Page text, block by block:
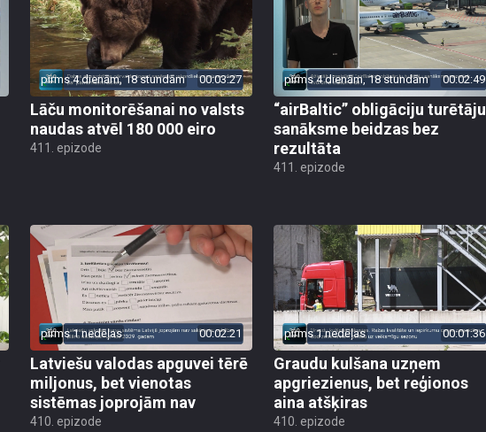
pirms 4 dienām, 18 stundām 00:03:27
Lāču monitorēšanai no valsts
naudas atvēl 180 000 eiro
411. epizode
pirms 4 dienām, 18 stundām 00:02:49
“airBaltic” obligāciju turētāju
sanāksme beidzas bez
rezultāta
411. epizode
pirms 1 nedēļas 00:02:21
Latviešu valodas apguvei tērē
miljonus, bet vienotas
sistēmas joprojām nav
410. epizode
pirms 1 nedēļas 00:01:36
Graudu kulšana uzņem
apgriezienus, bet reģionos
aina atšķiras
410. epizode